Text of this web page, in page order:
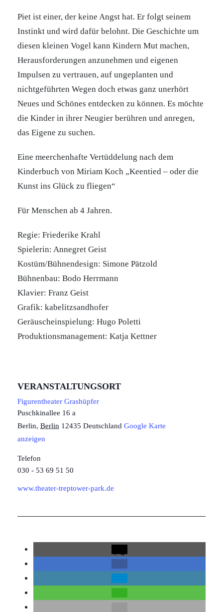
Piet ist einer, der keine Angst hat. Er folgt seinem
Instinkt und wird dafür belohnt. Die Geschichte um
diesen kleinen Vogel kann Kindern Mut machen,
Herausforderungen anzunehmen und eigenen
Impulsen zu vertrauen, auf ungeplanten und
nichtgeführten Wegen doch etwas ganz unerhört
Neues und Schönes entdecken zu können. Es möchte
die Kinder in ihrer Neugier berühren und anregen,
das Eigene zu suchen.
Eine meerchenhafte Vertüddelung nach dem
Kinderbuch von Miriam Koch „Keentied – oder die
Kunst ins Glück zu fliegen“
Für Menschen ab 4 Jahren.
Regie: Friederike Krahl
Spielerin: Annegret Geist
Kostüm/Bühnendesign: Simone Pätzold
Bühnenbau: Bodo Herrmann
Klavier: Franz Geist
Grafik: kabelitzsandhofer
Geräuscheinspielung: Hugo Poletti
Produktionsmanagement: Katja Kettner
VERANSTALTUNGSORT
Figurentheater Grashüpfer
Puschkinallee 16 a
Berlin, Berlin 12435 Deutschland Google Karte
anzeigen
Telefon
030 - 53 69 51 50
www.theater-treptower-park.de